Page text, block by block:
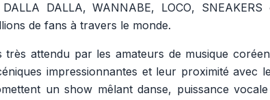
DALLA DALLA,WANNABE, LOCO, SNEAKERS
de fans à travers le monde.
attendu par les amateurs de musique
impressionnantes et leur proximité avec
un show mêlant danse, puissance